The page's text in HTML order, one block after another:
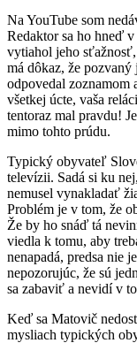
Na YouTube som
Redaktor sa ho hneď
vytiahol jeho
má dôkaz, že
odpovedal zoznamom
všetkej úcte, vaša
tentoraz mal pravdu!
mimo tohto prúdu.
Typický obyvateľ
televízii. Sadá si ku
nemusel vynakladať
Problém je v tom, že
Že by ho snáď tá
viedla k tomu, aby
nenapadá, predsa nie
nepozorujúc, že sú
sa zabaviť a nevidí v
Keď sa Matovič
mysliach typických